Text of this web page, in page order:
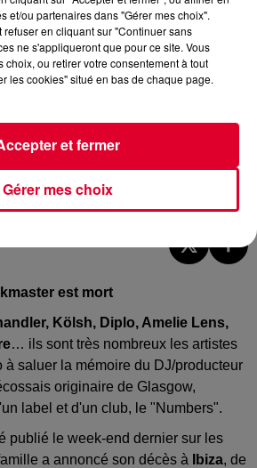
Crédit :@instagram.com/jackmaster
est mort
Kölsh, Diplo, Amelie Lens,
… ils sont très nombreux les artistes
à saluer la mémoire du DJ/producteur
originaire de Glasgow,
label et d'un club, le "Numbers".
publié le week-end dernier sur les
a annoncé son décès à
Ibiza, de
et/ou partenaires dans "Gérer mes choix".
en cliquant sur "Continuer sans
ne s'appliqueront que pour ce site. Vous
choix, ou retirer votre consentement à tout
les cookies" situé en bas de chaque page.
Gérer mes choix
et fermer